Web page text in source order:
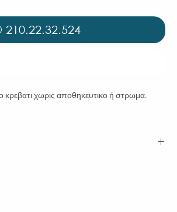
210.22.32.524
χωρις αποθηκευτικο ή στρωμα.